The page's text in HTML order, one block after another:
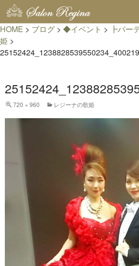
検
索
HOME > ブログ > ◆イベント > ┣パー
姫 >
720 × 960 レジーナの歌姫